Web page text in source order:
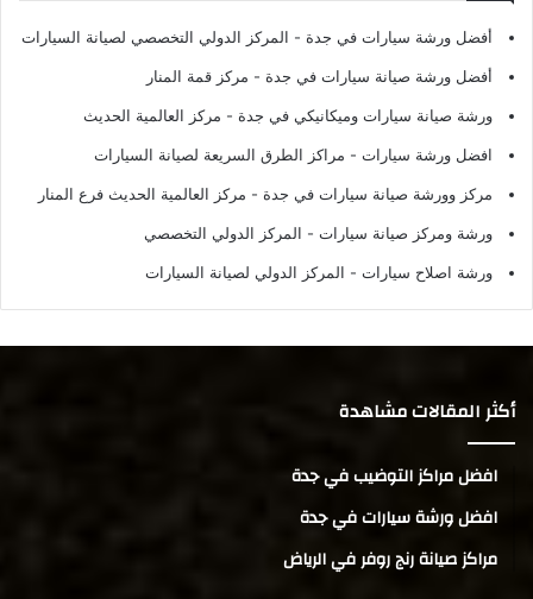
أفضل ورشة سيارات في جدة - المركز الدولي التخصصي لصيانة السيارات
أفضل ورشة صيانة سيارات في جدة - مركز قمة المنار
ورشة صيانة سيارات وميكانيكي في جدة - مركز العالمية الحديث
افضل ورشة سيارات - مراكز الطرق السريعة لصيانة السيارات
مركز وورشة صيانة سيارات في جدة - مركز العالمية الحديث فرع المنار
ورشة ومركز صيانة سيارات - المركز الدولي التخصصي
ورشة اصلاح سيارات - المركز الدولي لصيانة السيارات
أكثر المقالات مشاهدة
افضل مراكز التوضيب في جدة
افضل ورشة سيارات في جدة
مراكز صيانة رنج روفر في الرياض